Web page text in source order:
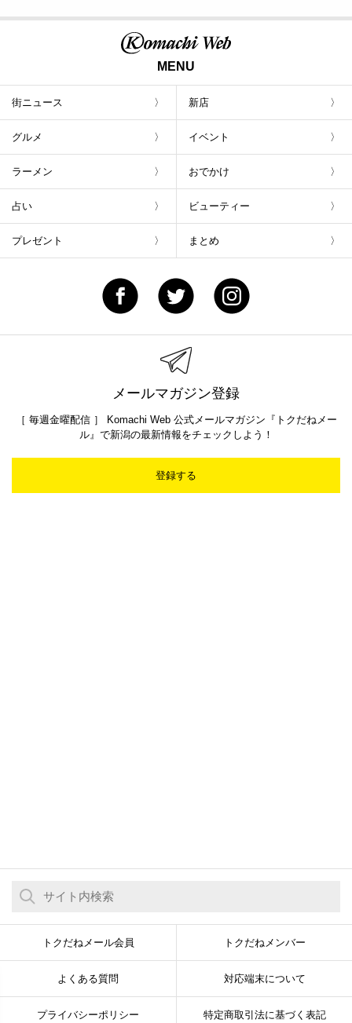
MENU
街ニュース 新店
グルメ イベント
ラーメン おでかけ
占い ビューティー
プレゼント まとめ
メールマガジン登録
［ 毎週金曜配信 ］ Komachi Web 公式メールマガジン『トクだねメー
ル』で新潟の最新情報をチェックしよう！
登録する
トクだねメール会員 トクだねメンバー
よくある質問 対応端末について
プライバシーポリシー 特定商取引法に基づく表記